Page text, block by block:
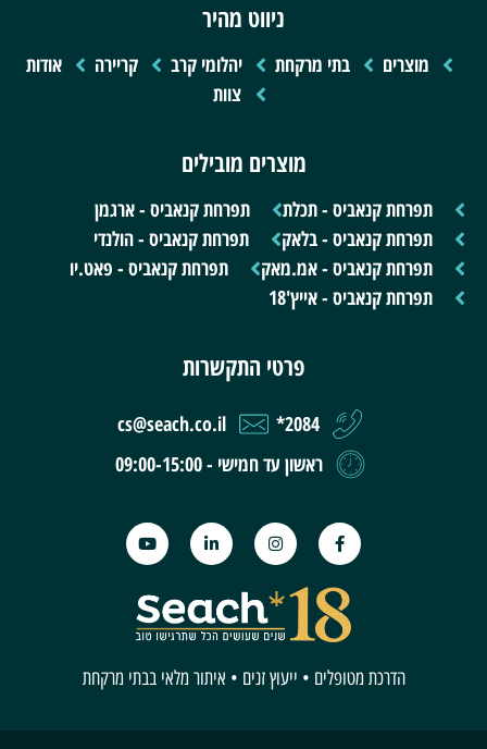
ניווט מהיר
מוצרים בתי מרקחת יהלומי קרב קריירה
אודות
צוות
מוצרים מובילים
תפרחת קנאביס - תכלת
תפרחת קנאביס - ארגמן
תפרחת קנאביס - בלאק
תפרחת קנאביס - הולנדי
תפרחת קנאביס - אמ.מאק
תפרחת קנאביס - פאט.יו
תפרחת קנאביס - אייץ'18
פרטי התקשרות
2084*
cs@seach.co.il
ראשון עד חמישי - 09:00-15:00
הדרכת מטופלים • ייעוץ זנים • איתור מלאי בבתי מרקחת